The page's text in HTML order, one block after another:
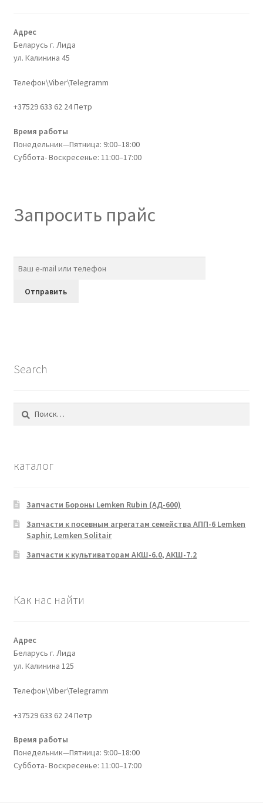
Адрес
Беларусь г. Лида
ул. Калинина 45
Телефон\Viber\Telegramm
+37529 633 62 24 Петр
Время работы
Понедельник—Пятница: 9:00–18:00
Суббота- Воскресенье: 11:00–17:00
Запросить прайс
Search
Найти:
каталог
Запчасти Бороны Lemken Rubin (АД-600)
Запчасти к посевным агрегатам семейства АПП-6 Lemken
Saphir, Lemken Solitair
Запчасти к культиваторам АКШ-6.0, АКШ-7.2
Как нас найти
Адрес
Беларусь г. Лида
ул. Калинина 125
Телефон\Viber\Telegramm
+37529 633 62 24 Петр
Время работы
Понедельник—Пятница: 9:00–18:00
Суббота- Воскресенье: 11:00–17:00